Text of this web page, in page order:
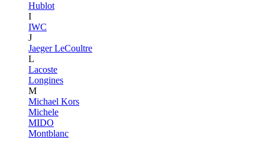
Hublot
I
IWC
J
Jaeger LeCoultre
L
Lacoste
Longines
M
Michael Kors
Michele
MIDO
Montblanc